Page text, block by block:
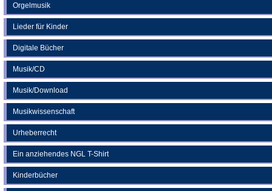
Orgelmusik
Lieder für Kinder
Digitale Bücher
Musik/CD
Musik/Download
Musikwissenschaft
Urheberrecht
Ein anziehendes NGL T-Shirt
Kinderbücher